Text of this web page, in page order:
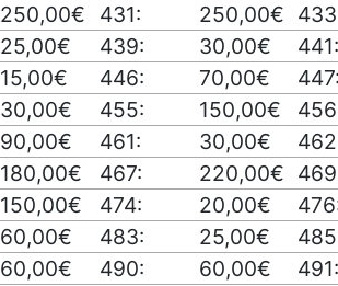
250,00€ 431: 250,00€
25,00€ 439: 30,00€ 441:
15,00€ 446: 70,00€ 447:
30,00€ 455: 150,00€
90,00€ 461: 30,00€
180,00€ 467: 220,00€
150,00€ 474: 20,00€
60,00€ 483: 25,00€
60,00€ 490: 60,00€ 491: